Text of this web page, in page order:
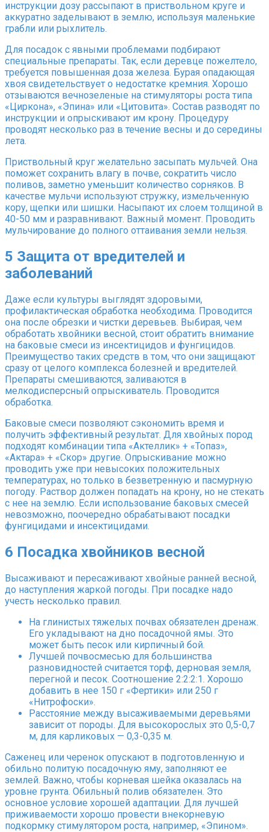
инструкции дозу рассыпают в приствольном круге и
аккуратно заделывают в землю, используя маленькие
грабли или рыхлитель.
Для посадок с явными проблемами подбирают
специальные препараты. Так, если деревце пожелтело,
требуется повышенная доза железа. Бурая опадающая
хвоя свидетельствует о недостатке кремния. Хорошо
отзываются вечнозеленые на стимуляторы роста типа
«Циркона», «Эпина» или «Цитовита». Состав разводят по
инструкции и опрыскивают им крону. Процедуру
проводят несколько раз в течение весны и до середины
лета.
Приствольный круг желательно засыпать мульчей. Она
поможет сохранить влагу в почве, сократить число
поливов, заметно уменьшит количество сорняков. В
качестве мульчи используют стружку, измельченную
кору, щепки или шишки. Насыпают их слоем толщиной в
40-50 мм и разравнивают. Важный момент. Проводить
мульчирование до полного оттаивания земли нельзя.
5 Защита от вредителей и
заболеваний
Даже если культуры выглядят здоровыми,
профилактическая обработка необходима. Проводится
она после обрезки и чистки деревьев. Выбирая, чем
обработать хвойники весной, стоит обратить внимание
на баковые смеси из инсектицидов и фунгицидов.
Преимущество таких средств в том, что они защищают
сразу от целого комплекса болезней и вредителей.
Препараты смешиваются, заливаются в
мелкодисперсный опрыскиватель. Проводится
обработка.
Баковые смеси позволяют сэкономить время и
получить эффективный результат. Для хвойных пород
подходят комбинации типа «Актеллик» + «Топаз»,
«Актара» + «Скор» другие. Опрыскивание можно
проводить уже при невысоких положительных
температурах, но только в безветренную и пасмурную
погоду. Раствор должен попадать на крону, но не стекать
с нее на землю. Если использование баковых смесей
невозможно, поочередно обрабатывают посадки
фунгицидами и инсектицидами.
6 Посадка хвойников весной
Высаживают и пересаживают хвойные ранней весной,
до наступления жаркой погоды. При посадке надо
учесть несколько правил.
На глинистых тяжелых почвах обязателен дренаж.
Его укладывают на дно посадочной ямы. Это
может быть песок или кирпичный бой.
Лучшей почвосмесью для большинства
разновидностей считается торф, дерновая земля,
перегной и песок. Соотношение 2:2:2:1. Хорошо
добавить в нее 150 г «Фертики» или 250 г
«Нитрофоски».
Расстояние между высаживаемыми деревьями
зависит от породы. Для высокорослых это 0,5-0,7
м, для карликовых — 0,3-0,35 м.
Саженец или черенок опускают в подготовленную и
обильно политую посадочную яму, заполняют ее
землей. Важно, чтобы корневая шейка оказалась на
уровне грунта. Обильный полив обязателен. Это
основное условие хорошей адаптации. Для лучшей
приживаемости хорошо провести внекорневую
подкормку стимулятором роста, например, «Эпином».